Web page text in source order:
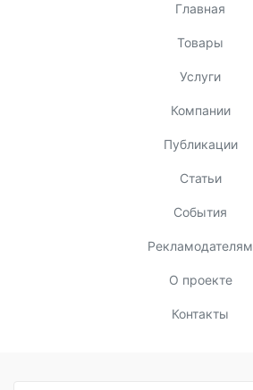
Главная
Товары
Услуги
Компании
Публикации
Статьи
События
Рекламодателям
О проекте
Контакты